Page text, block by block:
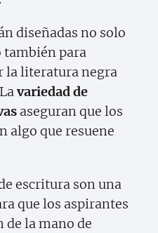
diseñadas no solo
también para
la literatura negra
variedad de
aseguran que los
algo que resuene
escritura son una
que los aspirantes
de la mano de